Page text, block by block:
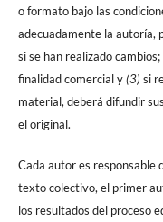
o formato bajo las
adecuadamente la autoría,
si se han realizado cambios;
finalidad comercial y(3) si
material, deberá difundir
el original.
Cada autor es responsable
texto colectivo, el primer
los resultados del proceso